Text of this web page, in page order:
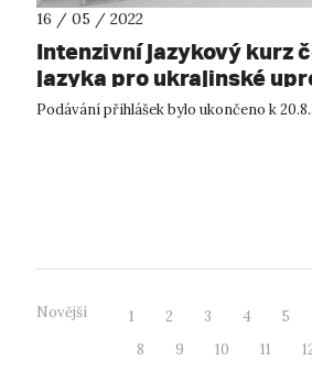
16 / 05 / 2022
Intenzivní jazykový kurz
jazyka pro ukrajinské
Podávání přihlášek bylo ukončeno k
Novější 1 2 3 4 5
8
9 10 11